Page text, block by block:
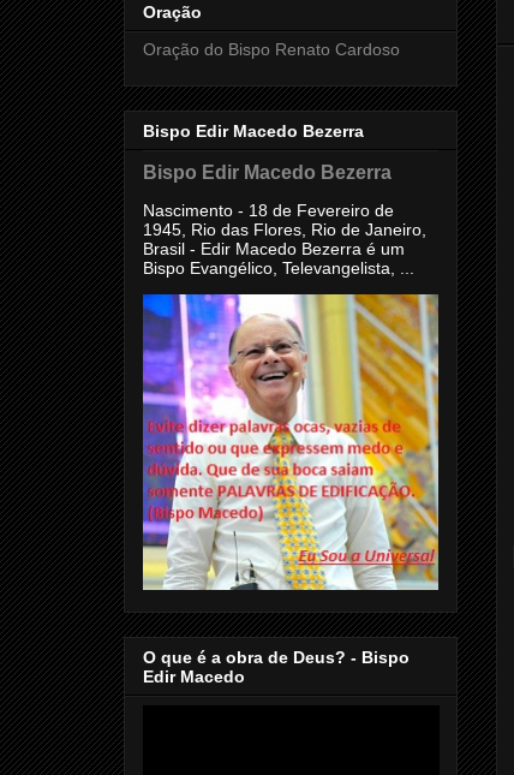
Oração
Oração do Bispo Renato Cardoso
Bispo Edir Macedo Bezerra
Bispo Edir Macedo Bezerra
Nascimento - 18 de Fevereiro de
1945, Rio das Flores, Rio de Janeiro,
Brasil - Edir Macedo Bezerra é um
Bispo Evangélico, Televangelista, ...
O que é a obra de Deus? - Bispo
Edir Macedo